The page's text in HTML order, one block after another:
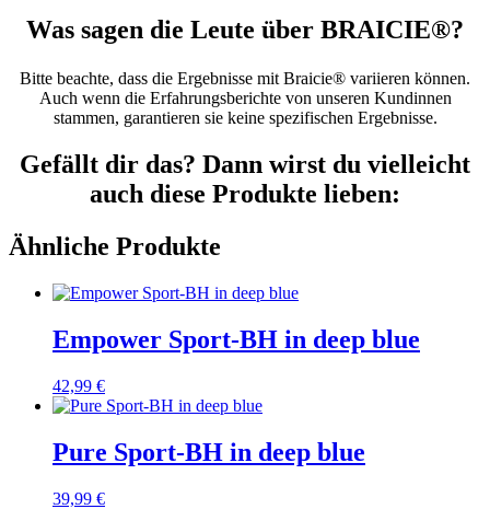
Was sagen die Leute über BRAICIE®?
Bitte beachte, dass die Ergebnisse mit Braicie® variieren können.
Auch wenn die Erfahrungsberichte von unseren Kundinnen
stammen, garantieren sie keine spezifischen Ergebnisse.
Gefällt dir das? Dann wirst du vielleicht
auch diese Produkte lieben:
Ähnliche Produkte
Empower Sport-BH in deep blue
42,99 €
Pure Sport-BH in deep blue
39,99 €